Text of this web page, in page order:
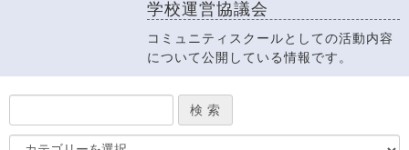
学校運営協議会
コミュニティスクールとしての活動内容
について公開している情報です。